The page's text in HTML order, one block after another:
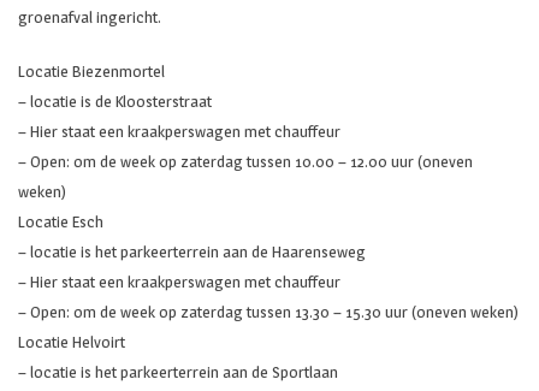
groenafval ingericht.
Locatie Biezenmortel
– locatie is de Kloosterstraat
– Hier staat een kraakperswagen met chauffeur
– Open: om de week op zaterdag tussen 10.00 – 12.00 uur (oneven
weken)
Locatie Esch
– locatie is het parkeerterrein aan de Haarenseweg
– Hier staat een kraakperswagen met chauffeur
– Open: om de week op zaterdag tussen 13.30 – 15.30 uur (oneven weken)
Locatie Helvoirt
– locatie is het parkeerterrein aan de Sportlaan